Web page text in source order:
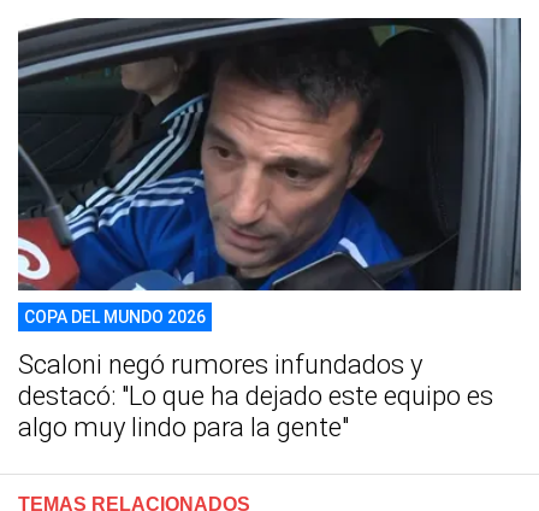
COPA DEL MUNDO 2026
Scaloni negó rumores infundados y
destacó: "Lo que ha dejado este equipo es
algo muy lindo para la gente"
TEMAS RELACIONADOS